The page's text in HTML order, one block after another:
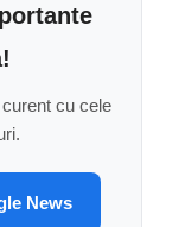
cu cele
News